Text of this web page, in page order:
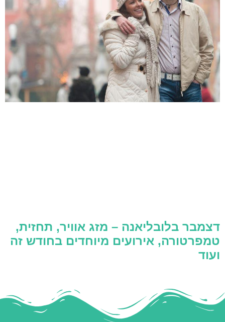
דצמבר בלובליאנה – מזג אוויר, תחזית,
טמפרטורה, אירועים מיוחדים בחודש זה
ועוד